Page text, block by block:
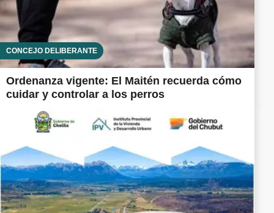
CONCEJO DELIBERANTE
Ordenanza vigente: El Maitén recuerda cómo
cuidar y controlar a los perros